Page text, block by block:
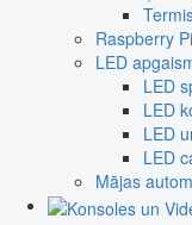
Raspberry Pi
LED
LED
LED
LED
LED
Mājas